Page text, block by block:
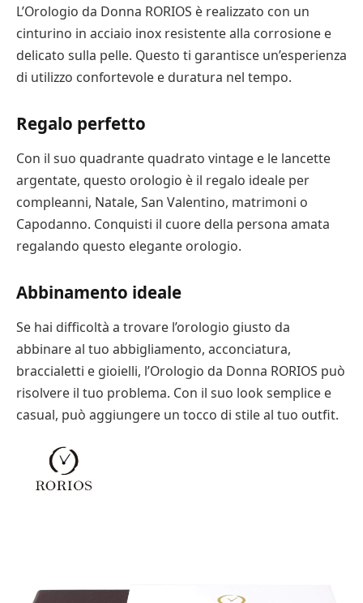
L’Orologio da Donna RORIOS è realizzato con un
cinturino in acciaio inox resistente alla corrosione e
delicato sulla pelle. Questo ti garantisce un’esperienza
di utilizzo confortevole e duratura nel tempo.
Regalo perfetto
Con il suo quadrante quadrato vintage e le lancette
argentate, questo orologio è il regalo ideale per
compleanni, Natale, San Valentino, matrimoni o
Capodanno. Conquisti il cuore della persona amata
regalando questo elegante orologio.
Abbinamento ideale
Se hai difficoltà a trovare l’orologio giusto da
abbinare al tuo abbigliamento, acconciatura,
braccialetti e gioielli, l’Orologio da Donna RORIOS può
risolvere il tuo problema. Con il suo look semplice e
casual, può aggiungere un tocco di stile al tuo outfit.